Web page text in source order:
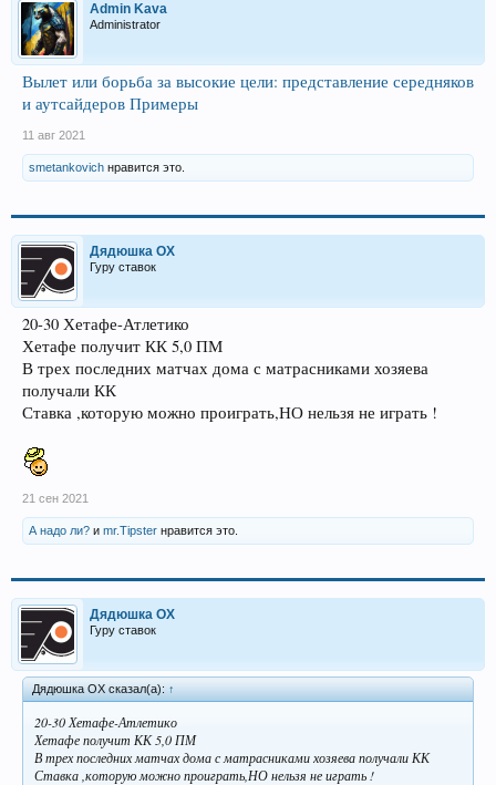
Admin Kava
Administrator
Вылет или борьба за высокие цели: представление середняков
и аутсайдеров Примеры
11 авг 2021
smetankovich нравится это.
Дядюшка ОХ
Гуру ставок
20-30 Хетафе-Атлетико
Хетафе получит КК 5,0 ПМ
В трех последних матчах дома с матрасниками хозяева
получали КК
Ставка ,которую можно проиграть,НО нельзя не играть !
21 сен 2021
А надо ли? и mr.Tipster нравится это.
Дядюшка ОХ
Гуру ставок
Дядюшка ОХ сказал(а): ↑
20-30 Хетафе-Атлетико
Хетафе получит КК 5,0 ПМ
В трех последних матчах дома с матрасниками хозяева получали КК
Ставка ,которую можно проиграть,НО нельзя не играть !